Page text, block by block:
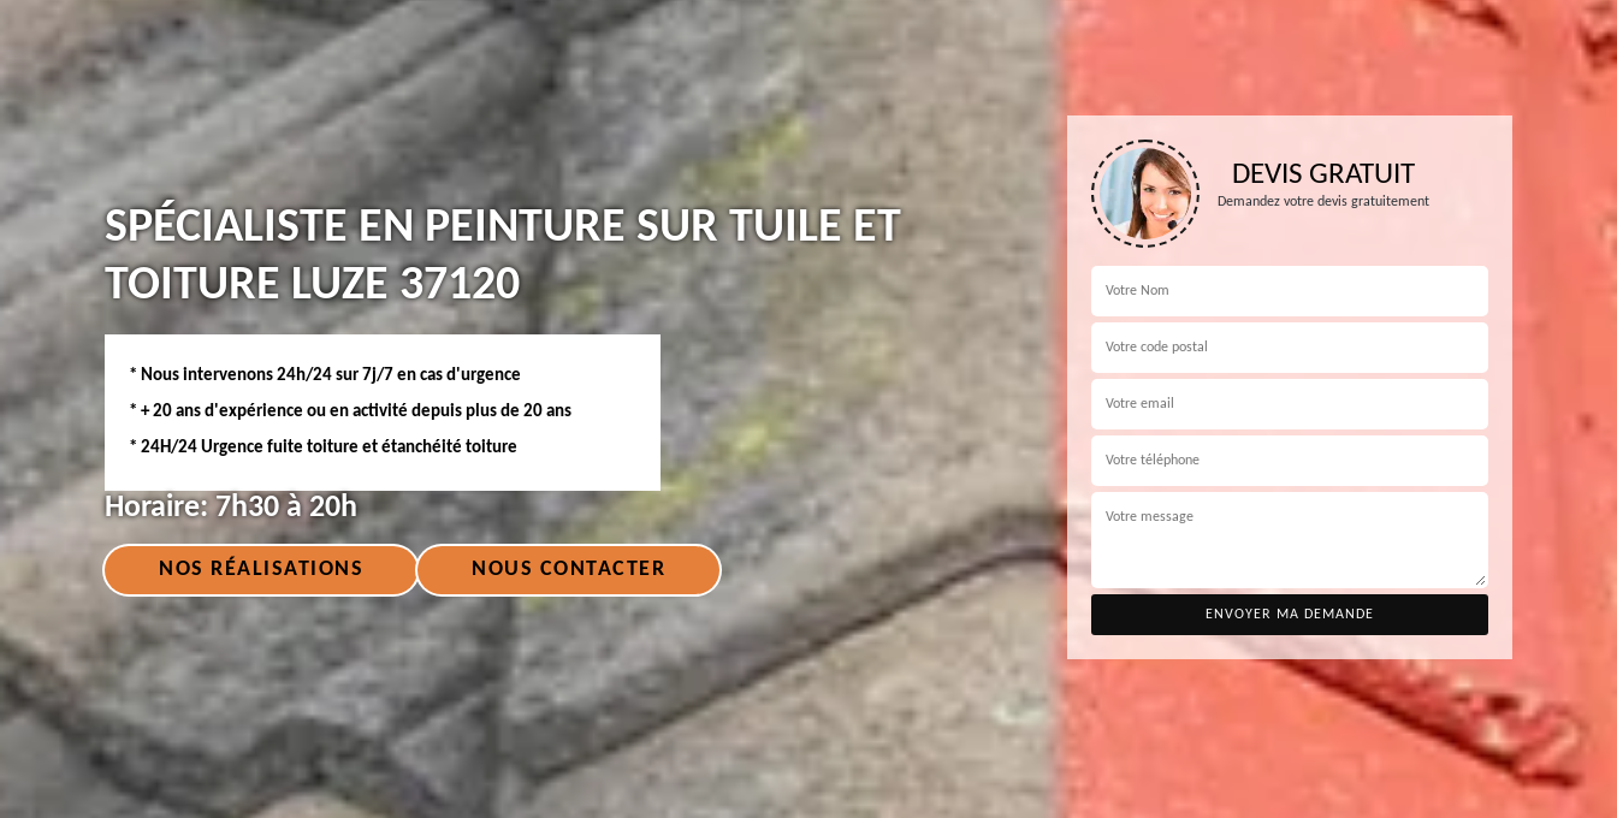
SPÉCIALISTE EN PEINTURE SUR TUILE ET
TOITURE LUZE 37120
* Nous intervenons 24h/24 sur 7j/7 en cas d'urgence
* + 20 ans d'expérience ou en activité depuis plus de 20 ans
* 24H/24 Urgence fuite toiture et étanchéité toiture
Horaire:7h30 à 20h
NOS RÉALISATIONS NOUS CONTACTER
DEVIS GRATUIT
Demandez votre devis gratuitement